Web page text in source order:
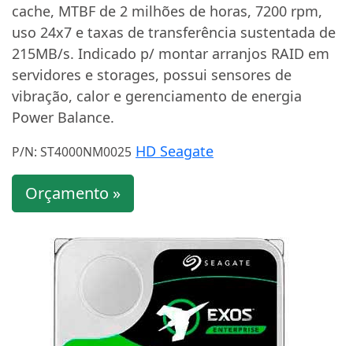
cache, MTBF de 2 milhões de horas, 7200 rpm,
uso 24x7 e taxas de transferência sustentada de
215MB/s. Indicado p/ montar arranjos RAID em
servidores e storages, possui sensores de
vibração, calor e gerenciamento de energia
Power Balance.
P/N: ST4000NM0025 HD Seagate
Orçamento »